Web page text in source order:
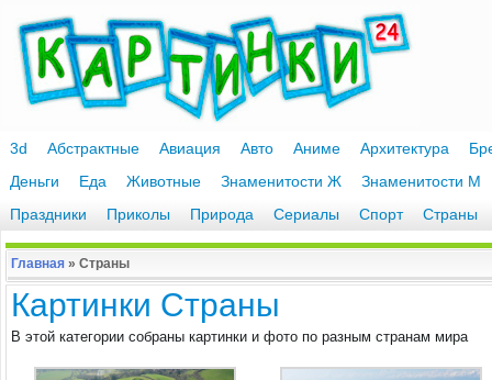
3d Абстрактные Авиация Авто Аниме Архитектура
Деньги
Еда Животные Знаменитости Ж
Знаменитости М
Праздники
Приколы Природа Сериалы Спорт Страны
Главная » Страны
Картинки Страны
В этой категории собраны картинки и фото по разным странам мира